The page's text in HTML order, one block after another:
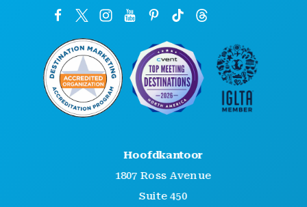
Hoofdkantoor
1807 Ross Avenue
Suite 450